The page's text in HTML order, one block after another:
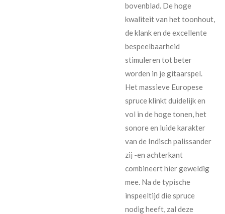
bovenblad. De hoge
kwaliteit van het toonhout,
de klank en de excellente
bespeelbaarheid
stimuleren tot beter
worden in je gitaarspel.
Het massieve Europese
spruce klinkt duidelijk en
vol in de hoge tonen, het
sonore en luide karakter
van de Indisch palissander
zij -en achterkant
combineert hier geweldig
mee. Na de typische
inspeeltijd die spruce
nodig heeft, zal deze